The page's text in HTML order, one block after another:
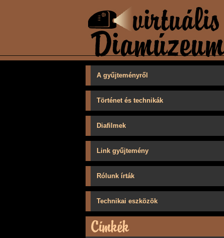
A gyűjteményről
Történet és technikák
Diafilmek
Link gyűjtemény
Rólunk írták
Technikai eszközök